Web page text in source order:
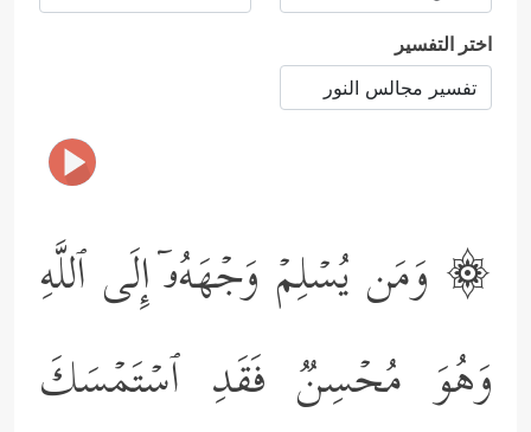
اختر التفسير
۞ وَمَن یُسۡلِمۡ وَجۡهَهُۥۤ إِلَى ٱللَّهِ
وَهُوَ مُحۡسِنࣱ فَقَدِ ٱسۡتَمۡسَكَ